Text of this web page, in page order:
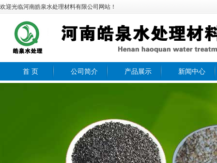
欢迎光临河南皓泉水处理材料有限公司网站！
首 页 公司简介 产品展示 新闻中心